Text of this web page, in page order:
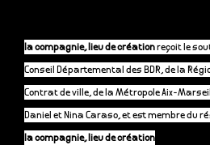
la compagnie, lieu de créationreçoit le
Conseil Départemental des BDR, de la Région
Contrat de ville, de la Métropole Aix-
Daniel et Nina Caraso, et est membre du
la compagnie, lieu de création